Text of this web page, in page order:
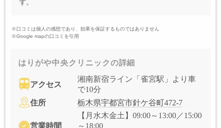
す。
※口コミは個人の感想であり、効果を保証するものではありません
※Google mapの口コミを引用
はりがや中央クリニックの詳細
アクセス
湘南新宿ライン「雀宮駅」より車
で10分
住所
栃木県宇都宮市針ケ谷町472-7
営業時間
【月水木金土】09:00～13:00／15:00
～18:00